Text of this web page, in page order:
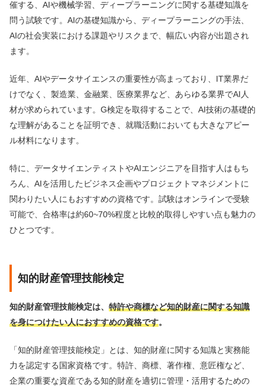
催する、AIや機械学習、ディープラーニングに関する基礎知識を
問う試験です。AIの基礎知識から、ディープラーニングの手法、
AIの社会実装における課題やリスクまで、幅広い内容が出題され
ます。
近年、AIやデータサイエンスの重要性が高まっており、IT業界だ
けでなく、製造業、金融業、医療業界など、あらゆる業界でAI人
材が求められています。G検定を取得することで、AI技術の基礎的
な理解があることを証明でき、就職活動においても大きなアピー
ル材料になります。
特に、データサイエンティストやAIエンジニアを目指す人はもち
ろん、AIを活用したビジネス企画やプロジェクトマネジメントに
関わりたい人にもおすすめの資格です。試験はオンラインで受験
可能で、合格率は約60~70%程度と比較的取得しやすい点も魅力の
ひとつです。
知的財産管理技能検定
知的財産管理技能検定は、 特許や商標など知的財産に関する知識
を身につけたい人におすすめの資格です。
「知的財産管理技能検定」とは、知的財産に関する知識と実務能
力を認定する国家資格です。特許、商標、著作権、意匠権など、
企業の重要な資産である知的財産を適切に管理・活用するための